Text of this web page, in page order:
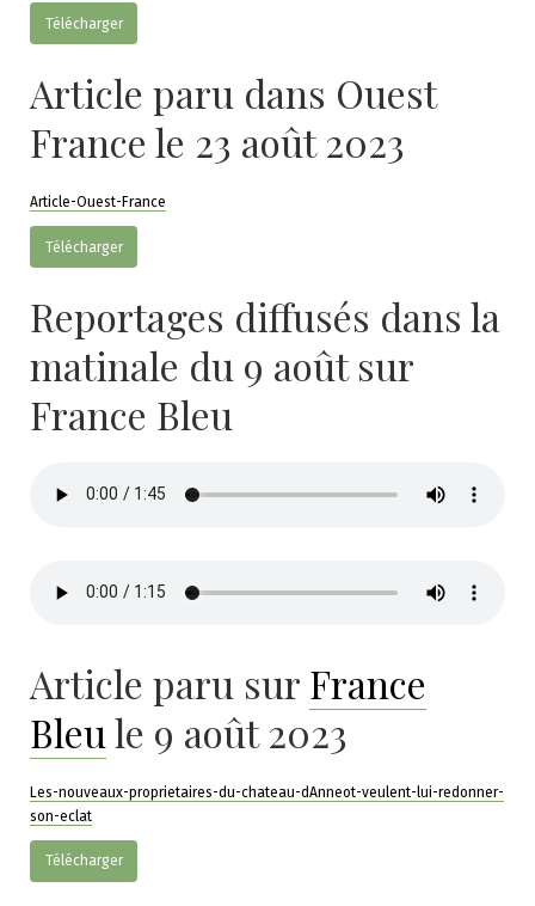
Télécharger
Article paru dans Ouest
France le 23 août 2023
Article-Ouest-France
Télécharger
Reportages diffusés dans la
matinale du 9 août sur
France Bleu
Article paru sur France
Bleu le 9 août 2023
Les-nouveaux-proprietaires-du-chateau-dAnneot-veulent-lui-redonner-
son-eclat
Télécharger